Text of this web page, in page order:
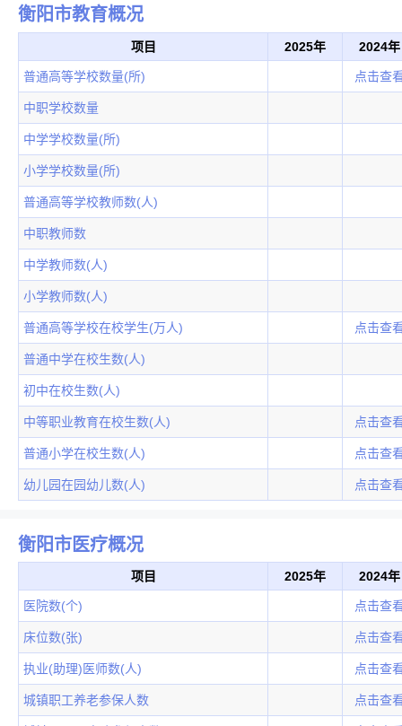
衡阳市教育概况
项目 2025年 2024年
普通高等学校数量(所) 点击查
中职学校数量
中学学校数量(所)
小学学校数量(所)
普通高等学校教师数(人)
中职教师数
中学教师数(人)
小学教师数(人)
普通高等学校在校学生(万人) 点击查
普通中学在校生数(人)
初中在校生数(人)
中等职业教育在校生数(人) 点击查
普通小学在校生数(人) 点击查
幼儿园在园幼儿数(人) 点击查
衡阳市医疗概况
项目 2025年 2024年
医院数(个) 点击查
床位数(张) 点击查
执业(助理)医师数(人) 点击查
城镇职工养老参保人数 点击查